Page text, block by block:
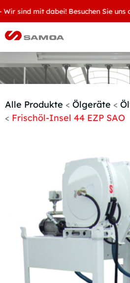
sind mit dabei! Besuchen Sie uns
Aktuelles
Kontakt
Handelspartner
Alle Produkte < Ölgeräte <
< Frischöl-Insel 44 EZP SAO